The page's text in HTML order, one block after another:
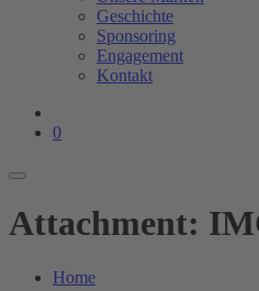
Geschichte
Sponsoring
Engagement
Kontakt
0
Attachment:
Home